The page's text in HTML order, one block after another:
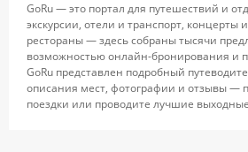
GoRu — это портал для путешествий и
экскурсии, отели и транспорт, концерты
рестораны — здесь собраны тысячи
возможностью онлайн-бронирования и
GoRu представлен подробный
описания мест, фотографии и отзывы —
поездки или проводите лучшие